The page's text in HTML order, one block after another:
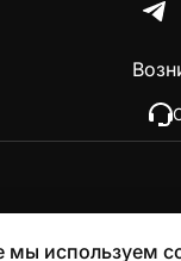
мы используем